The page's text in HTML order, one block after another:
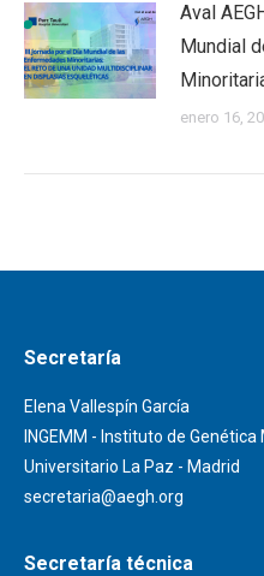
Aval
Mundial
enero 16,
Secretaría
Elena Vallespín García
INGEMM - Instituto de
Universitario La Paz - Madrid
secretaria@aegh.org
Secretaría técnica